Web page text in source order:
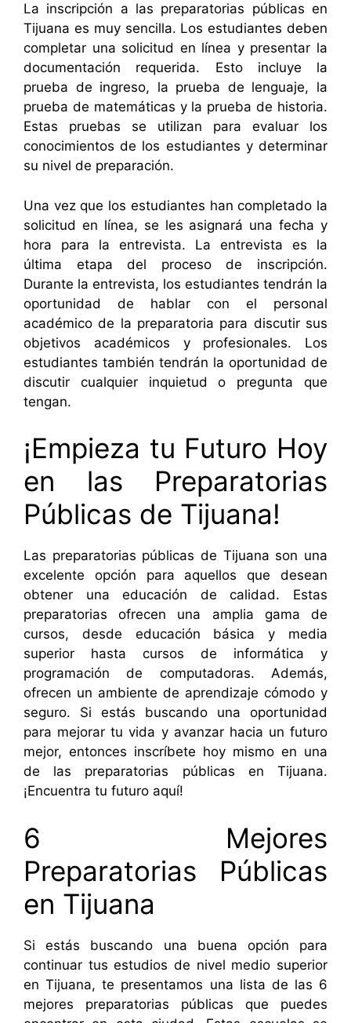
La inscripción a las preparatorias públicas en
Tijuana es muy sencilla. Los estudiantes deben
completar una solicitud en línea y presentar la
documentación requerida. Esto incluye la
prueba de ingreso, la prueba de lenguaje, la
prueba de matemáticas y la prueba de historia.
Estas pruebas se utilizan para evaluar los
conocimientos de los estudiantes y determinar
su nivel de preparación.
Una vez que los estudiantes han completado la
solicitud en línea, se les asignará una fecha y
hora para la entrevista. La entrevista es la
última etapa del proceso de inscripción.
Durante la entrevista, los estudiantes tendrán la
oportunidad de hablar con el personal
académico de la preparatoria para discutir sus
objetivos académicos y profesionales. Los
estudiantes también tendrán la oportunidad de
discutir cualquier inquietud o pregunta que
tengan.
¡Empieza tu Futuro Hoy
en las Preparatorias
Públicas de Tijuana!
Las preparatorias públicas de Tijuana son una
excelente opción para aquellos que desean
obtener una educación de calidad. Estas
preparatorias ofrecen una amplia gama de
cursos, desde educación básica y media
superior hasta cursos de informática y
programación de computadoras. Además,
ofrecen un ambiente de aprendizaje cómodo y
seguro. Si estás buscando una oportunidad
para mejorar tu vida y avanzar hacia un futuro
mejor, entonces inscríbete hoy mismo en una
de las preparatorias públicas en Tijuana.
¡Encuentra tu futuro aquí!
6 Mejores
Preparatorias Públicas
en Tijuana
Si estás buscando una buena opción para
continuar tus estudios de nivel medio superior
en Tijuana, te presentamos una lista de las 6
mejores preparatorias públicas que puedes